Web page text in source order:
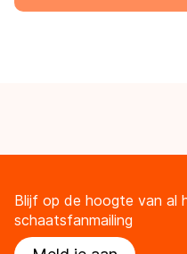
Blijf op de hoogte van al
schaatsfanmailing